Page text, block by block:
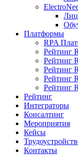
Платформы
RPA
Рейтинг
Рейтинг
Рейтинг
Рейтинг
Рейтинг
Рейтинг
Интеграторы
Консалтинг
Mероприятия
Кейсы
Контакты